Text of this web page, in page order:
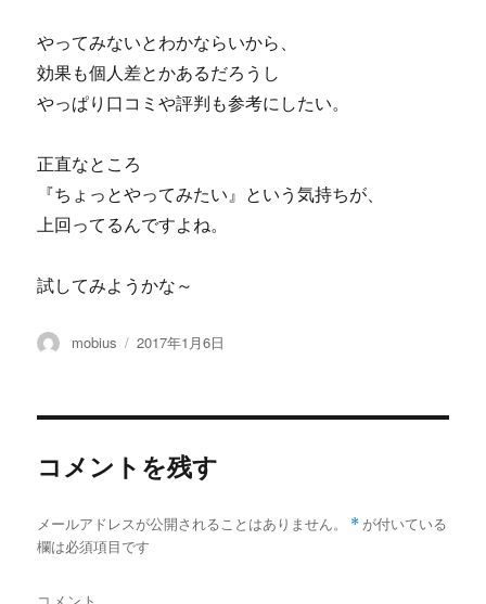
やってみないとわかならいから、
効果も個人差とかあるだろうし
やっぱり口コミや評判も参考にしたい。
正直なところ
『ちょっとやってみたい』という気持ちが、
上回ってるんですよね。
試してみようかな～
投
mobius
投
2017年1月6日
コメントを残す
メールアドレスが公開されることはありません。 * が付いている
欄は必須項目です